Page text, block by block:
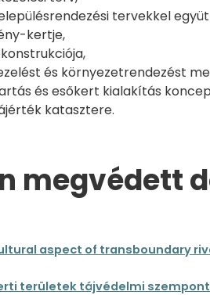
tervekkel
kertje,
és környezetrendezést
és esőkert kialakítás
katasztere.
megvédett
aspect of transboundary
területek tájvédelmi